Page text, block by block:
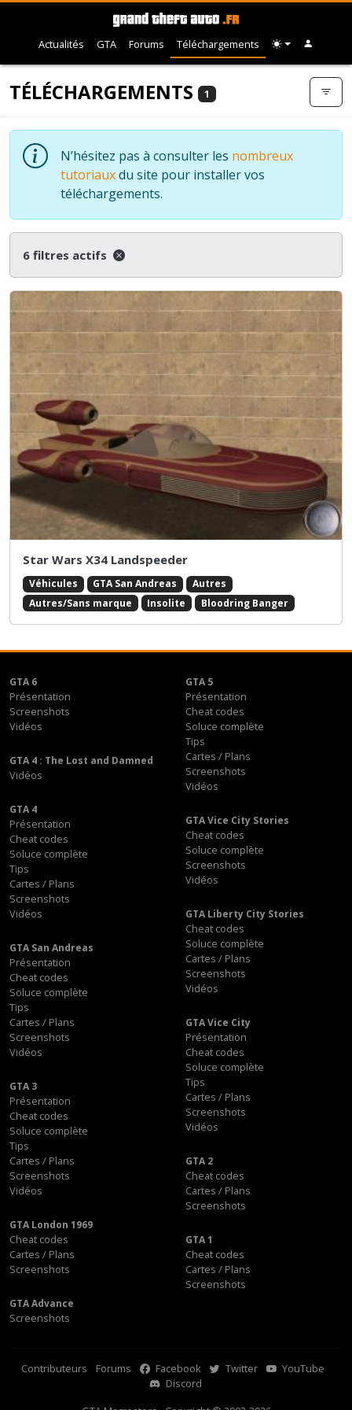
Actualités GTA Forums Téléchargements
TÉLÉCHARGEMENTS 1
N’hésitez pas à consulter les nombreux
tutoriauxdu site pour installer vos
téléchargements.
6 filtres actifs
Star Wars X34 Landspeeder
Véhicules GTA San Andreas
Autres
Autres/Sans marque
Insolite Bloodring Banger
GTA 6
Présentation
Screenshots
Vidéos
GTA 5
Présentation
Cheat codes
Soluce complète
Tips
Cartes / Plans
Screenshots
Vidéos
GTA 4 : The Lost and Damned
Vidéos
GTA 4
Présentation
Cheat codes
Soluce complète
Tips
Cartes / Plans
Screenshots
Vidéos
GTA Vice City Stories
Cheat codes
Soluce complète
Screenshots
Vidéos
GTA Liberty City Stories
Cheat codes
Soluce complète
Cartes / Plans
Screenshots
Vidéos
GTA San Andreas
Présentation
Cheat codes
Soluce complète
Tips
Cartes / Plans
Screenshots
Vidéos
GTA Vice City
Présentation
Cheat codes
Soluce complète
Tips
Cartes / Plans
Screenshots
Vidéos
GTA 3
Présentation
Cheat codes
Soluce complète
Tips
Cartes / Plans
Screenshots
Vidéos
GTA 2
Cheat codes
Cartes / Plans
Screenshots
GTA London 1969
Cheat codes
Cartes / Plans
Screenshots
GTA 1
Cheat codes
Cartes / Plans
Screenshots
GTA Advance
Screenshots
Contributeurs Forums Facebook Twitter
YouTube
Discord